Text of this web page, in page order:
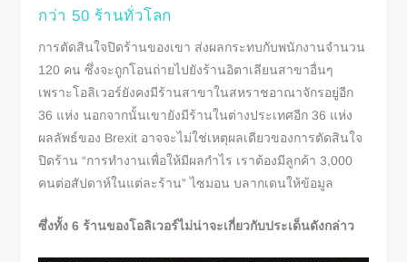
กว่า 50 ร้านทั่วโลก
การตัดสินใจปิดร้านของเขา ส่งผลกระทบกับพนักงานจำนวน
120 คน ซึ่งจะถูกโอนถ่ายไปยังร้านอิตาเลียนสาขาอื่นๆ
เพราะโอลิเวอร์ยังคงมีร้านสาขาในสหราชอาณาจักรอยู่อีก
36 แห่ง นอกจากนั้นเขายังมีร้านในต่างประเทศอีก 36 แห่ง
ผลลัพธ์ของ Brexit อาจจะไม่ใช่เหตุผลเดียวของการตัดสินใจ
ปิดร้าน “การทำงานเพื่อให้มีผลกำไร เราต้องมีลูกค้า 3,000
คนต่อสัปดาห์ในแต่ละร้าน” ไซมอน บลากเดนให้ข้อมูล
ซึ่งทั้ง 6 ร้านของโอลิเวอร์ไม่น่าจะเกี่ยวกับประเด็นดังกล่าว